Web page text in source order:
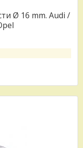
Ø 16 mm. Audi /